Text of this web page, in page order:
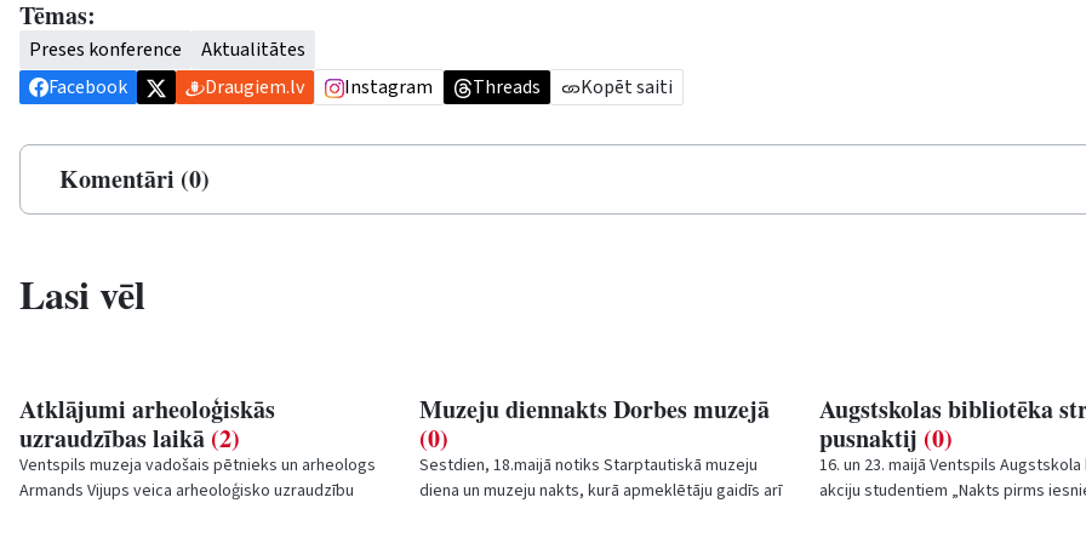
Tēmas:
Preses konference
Aktualitātes
Facebook
Draugiem.lv Instagram Threads Kopēt saiti
Komentāri (0)
Lasi vēl
Atklājumi arheoloģiskās
uzraudzības laikā (2)
Ventspils muzeja vadošais pētnieks un arheologs
Armands Vijups veica arheoloģisko uzraudzību
Muzeju diennakts Dorbes muzejā
(0)
Sestdien, 18.maijā notiks Starptautiskā muzeju
diena un muzeju nakts, kurā apmeklētāju gaidīs arī
Augstskolas bibliotēka
pusnaktij (0)
16. un 23. maijā Ventspils
akciju studentiem „Nakts pirms